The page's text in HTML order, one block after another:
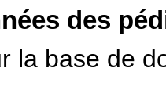
des
la base de